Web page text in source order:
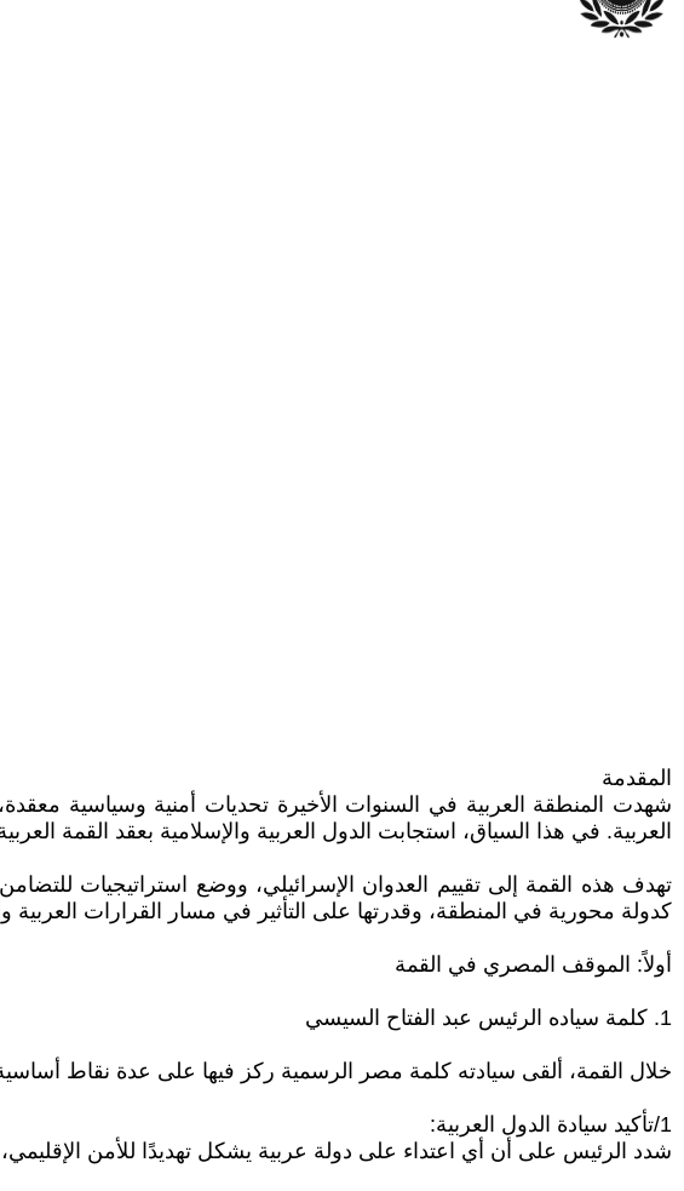
المقدمة
شهدت المنطقة العربية في السنوات الأخيرة تحديات أمنية وسياسية
العربية. في هذا السياق، استجابت الدول العربية والإسلامية بعقد القمة العربية الإسلامية الطارئة في الدوحة
تهدف هذه القمة إلى تقييم العدوان الإسرائيلي، ووضع استراتيجيات
كدولة محورية في المنطقة، وقدرتها على التأثير في مسار القرارات العربية
أولاً: الموقف المصري في القمة
1. كلمة سياده الرئيس عبد الفتاح السيسي
خلال القمة، ألقى سيادته كلمة مصر الرسمية ركز فيها على عدة نقاط
1/تأكيد سيادة الدول العربية:
شدد الرئيس على أن أي اعتداء على دولة عربية يشكل تهديدًا للأمن الإقليمي،